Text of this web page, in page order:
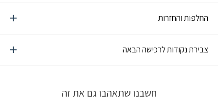
החלפות והחזרות
צבירת נקודות לרכישה הבאה
חשבנו שתאהבו גם את זה